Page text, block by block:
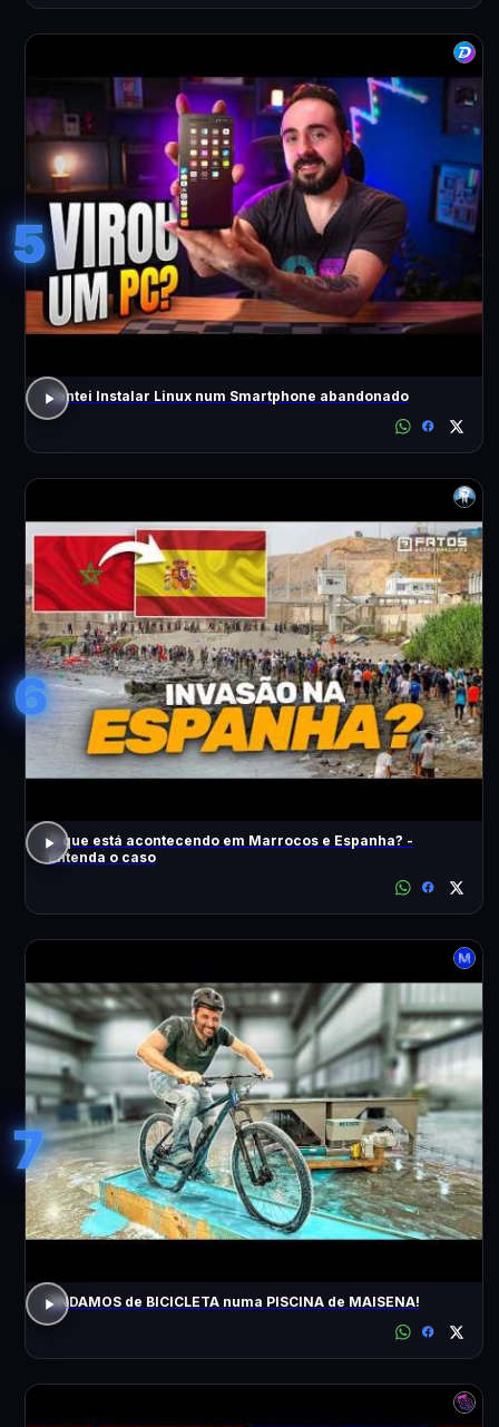
5
Tentei Instalar Linux num Smartphone abandonado
6
O que está acontecendo em Marrocos e Espanha? -
Entenda o caso
7
ANDAMOS de BICICLETA numa PISCINA de MAISENA!